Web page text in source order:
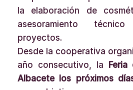
la elaboración de
asesoramiento
proyectos.
Desde la cooperativa
año consecutivo, la Feria
Albacete los próximos